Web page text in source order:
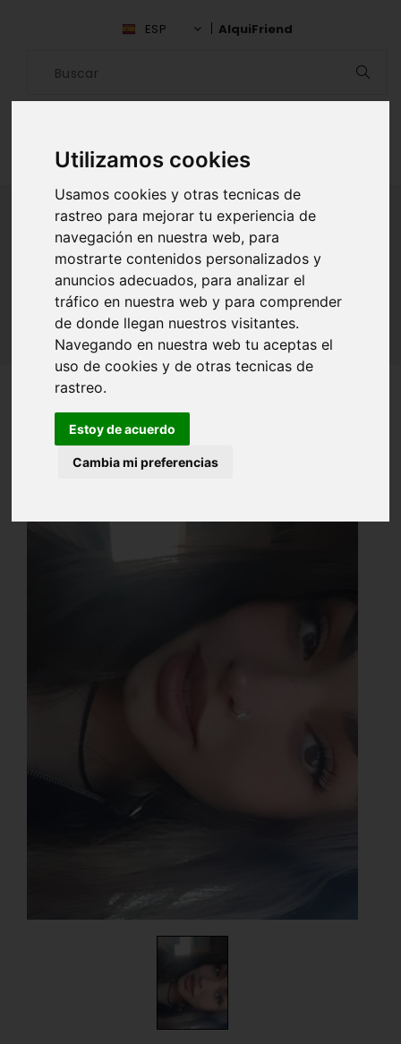
Utilizamos cookies
Usamos cookies y otras tecnicas de
rastreo para mejorar tu experiencia de
navegación en nuestra web, para
mostrarte contenidos personalizados y
anuncios adecuados, para analizar el
tráfico en nuestra web y para comprender
de donde llegan nuestros visitantes.
Navegando en nuestra web tu aceptas el
uso de cookies y de otras tecnicas de
rastreo.
Estoy de acuerdo
Cambia mi preferencias
ESP AlquiFriend
ALQUILAR AMIGO
Inicio Amigos S.C. de Tenerife Katya Perez Tello